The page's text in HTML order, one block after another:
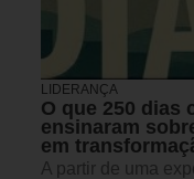
LIDERANÇA
O que 250 dias
ensinaram
em
A partir de uma